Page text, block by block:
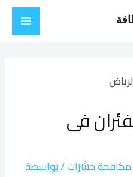
Main
فى
مكافحة حشرات/ بواسطة